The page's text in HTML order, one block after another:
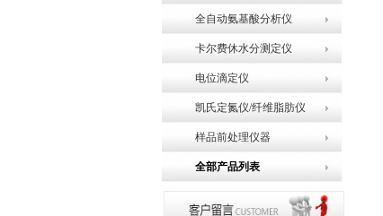
全自动氨基酸分析仪
卡尔费休水分测定仪
电位滴定仪
凯氏定氮仪/纤维脂肪仪
样品前处理仪器
全部产品列表